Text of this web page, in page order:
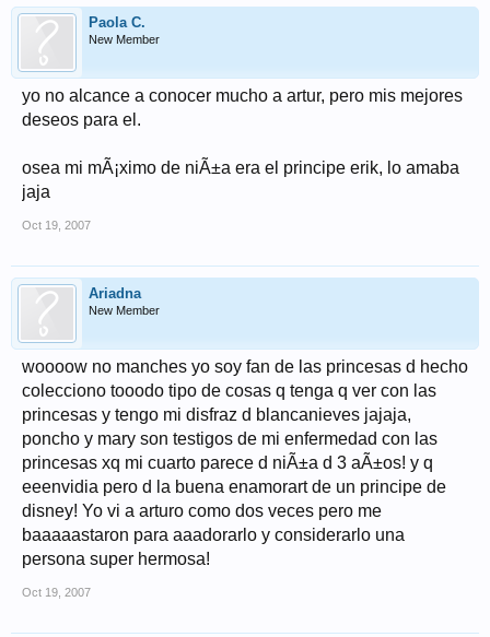
Paola C.
New Member
yo no alcance a conocer mucho a artur, pero mis mejores
deseos para el.
osea mi mÃ¡ximo de niÃ±a era el principe erik, lo amaba
jaja
Oct 19, 2007
Ariadna
New Member
woooow no manches yo soy fan de las princesas d hecho
colecciono tooodo tipo de cosas q tenga q ver con las
princesas y tengo mi disfraz d blancanieves jajaja,
poncho y mary son testigos de mi enfermedad con las
princesas xq mi cuarto parece d niÃ±a d 3 aÃ±os! y q
eeenvidia pero d la buena enamorart de un principe de
disney! Yo vi a arturo como dos veces pero me
baaaaastaron para aaadorarlo y considerarlo una
persona super hermosa!
Oct 19, 2007